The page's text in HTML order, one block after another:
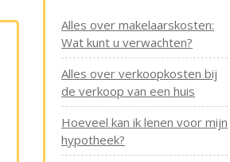
Alles over makelaarskosten:
Wat kunt u verwachten?
Alles over verkoopkosten bij
de verkoop van een huis
Hoeveel kan ik lenen voor mijn
hypotheek?